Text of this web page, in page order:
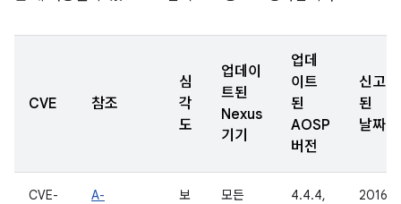
CVE 참조
심
각
도
업데이
트된
Nexus
기기
업데
이트
된
AOSP
버전
신고
된
날짜
CVE-
A-
보
모든
4.4.4,
2016